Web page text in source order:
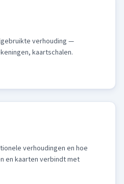
verhouding —
kaartschalen.
verhoudingen en hoe
en kaarten verbindt met